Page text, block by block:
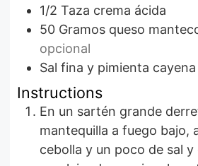
1/2 Taza crema ácida
50 Gramos queso
opcional
Sal fina y pimienta cayena
Instructions
En un sartén grande derretimos la
mantequilla a fuego bajo,
cebolla y un poco de sal